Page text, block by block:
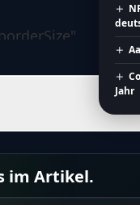
Jahr
im Artikel.